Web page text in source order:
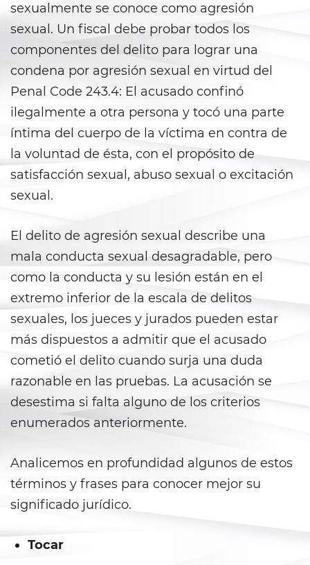
Audiencia Administrativa del
DMV
Conducir Bajo la Influencia de
Drogas
Presencia de Alcohol
Conducción Imprudente sin
Presencia de Alcohol
DUI con Pasajeros Menores de
14 Años
DUI en Menores de Edad
Leyes de DUI en el Estado de
California
Segunda Ofensa de DUI
Tercera Ofensa de DUI
Abuso de Ancianos y de
Adultos Dependientes
sexualmente se conoce como agresión
sexual. Un fiscal debe probar todos los
componentes del delito para lograr una
condena por agresión sexual en virtud del
Penal Code 243.4: El acusado confinó
ilegalmente a otra persona y tocó una parte
íntima del cuerpo de la víctima en contra de
la voluntad de ésta, con el propósito de
satisfacción sexual, abuso sexual o excitación
sexual.
El delito de agresión sexual describe una
mala conducta sexual desagradable, pero
como la conducta y su lesión están en el
extremo inferior de la escala de delitos
sexuales, los jueces y jurados pueden estar
más dispuestos a admitir que el acusado
cometió el delito cuando surja una duda
razonable en las pruebas. La acusación se
desestima si falta alguno de los criterios
enumerados anteriormente.
Analicemos en profundidad algunos de estos
términos y frases para conocer mejor su
significado jurídico.
Tocar